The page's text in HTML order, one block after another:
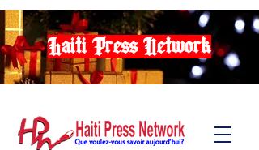
Haiti Press Network